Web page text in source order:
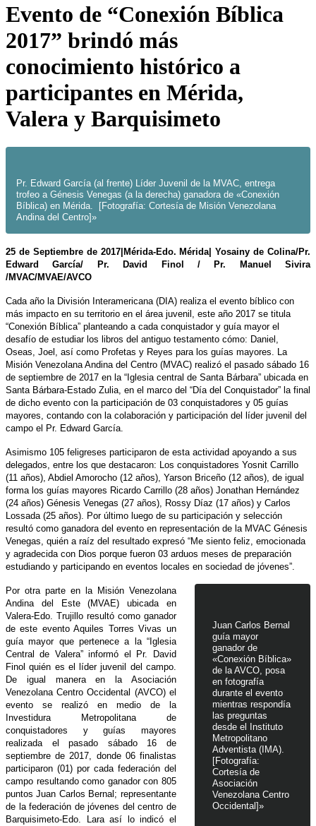
Evento de “Conexión Bíblica
2017” brindó más
conocimiento histórico a
participantes en Mérida,
Valera y Barquisimeto
Pr. Edward García (al frente) Líder Juvenil de la MVAC, entrega
trofeo a Génesis Venegas (a la derecha) ganadora de «Conexión
Bíblica) en Mérida. [Fotografía: Cortesía de Misión Venezolana
Andina del Centro]»
25 de Septiembre de 2017|Mérida-Edo. Mérida| Yosainy de Colina/Pr.
Edward García/ Pr. David Finol / Pr. Manuel Sivira
/MVAC/MVAE/AVCO
Cada año la División Interamericana (DIA) realiza el evento bíblico con
más impacto en su territorio en el área juvenil, este año 2017 se titula
“Conexión Bíblica” planteando a cada conquistador y guía mayor el
desafío de estudiar los libros del antiguo testamento cómo: Daniel,
Oseas, Joel, así como Profetas y Reyes para los guías mayores. La
Misión Venezolana Andina del Centro (MVAC) realizó el pasado sábado 16
de septiembre de 2017 en la “Iglesia central de Santa Bárbara” ubicada en
Santa Bárbara-Estado Zulia, en el marco del “Día del Conquistador” la final
de dicho evento con la participación de 03 conquistadores y 05 guías
mayores, contando con la colaboración y participación del líder juvenil del
campo el Pr. Edward García.
Asimismo 105 feligreses participaron de esta actividad apoyando a sus
delegados, entre los que destacaron: Los conquistadores Yosnit Carrillo
(11 años), Abdiel Amorocho (12 años), Yarson Briceño (12 años), de igual
forma los guías mayores Ricardo Carrillo (28 años) Jonathan Hernández
(24 años) Génesis Venegas (27 años), Rossy Díaz (17 años) y Carlos
Lossada (25 años). Por último luego de su participación y selección
resultó como ganadora del evento en representación de la MVAC Génesis
Venegas, quién a raíz del resultado expresó “Me siento feliz, emocionada
y agradecida con Dios porque fueron 03 arduos meses de preparación
estudiando y participando en eventos locales en sociedad de jóvenes”.
Juan Carlos Bernal
guía mayor
ganador de
«Conexión Bíblica»
de la AVCO, posa
en fotografía
durante el evento
mientras respondía
las preguntas
desde el Instituto
Metropolitano
Adventista (IMA).
[Fotografía:
Cortesía de
Asociación
Venezolana Centro
Occidental]»
Por otra parte en la Misión Venezolana
Andina del Este (MVAE) ubicada en
Valera-Edo. Trujillo resultó como ganador
de este evento Aquiles Torres Vivas un
guía mayor que pertenece a la “Iglesia
Central de Valera” informó el Pr. David
Finol quién es el líder juvenil del campo.
De igual manera en la Asociación
Venezolana Centro Occidental (AVCO) el
evento se realizó en medio de la
Investidura Metropolitana de
conquistadores y guías mayores
realizada el pasado sábado 16 de
septiembre de 2017, donde 06 finalistas
participaron (01) por cada federación del
campo resultando como ganador con 805
puntos Juan Carlos Bernal; representante
de la federación de jóvenes del centro de
Barquisimeto-Edo. Lara así lo indicó el